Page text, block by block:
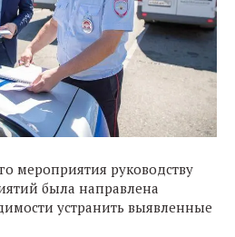
мероприятия руководству
была направлена
устранить выявленные